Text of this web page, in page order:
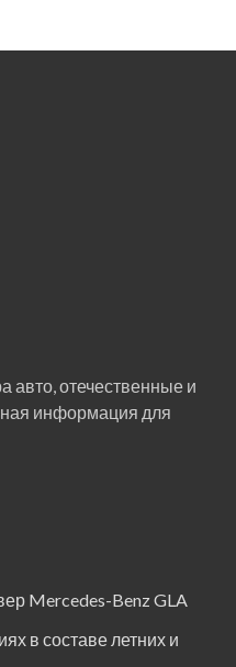
авто, отечественные и
информация для
Mercedes-Benz GLA
в составе летних и